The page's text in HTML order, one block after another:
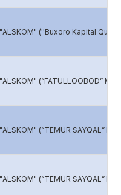
(''Buxoro Kapital
(“FATULLOOBOD”
(“TEMUR SAYQAL”
(“TEMUR SAYQAL”